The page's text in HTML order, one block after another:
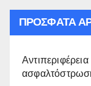
ΠΡΌΣΦΑΤΑ